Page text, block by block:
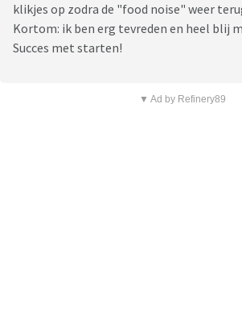
klikjes op zodra de "food noise" weer
Kortom: ik ben erg tevreden en heel blij
Succes met starten!
▼ Ad by Refinery89